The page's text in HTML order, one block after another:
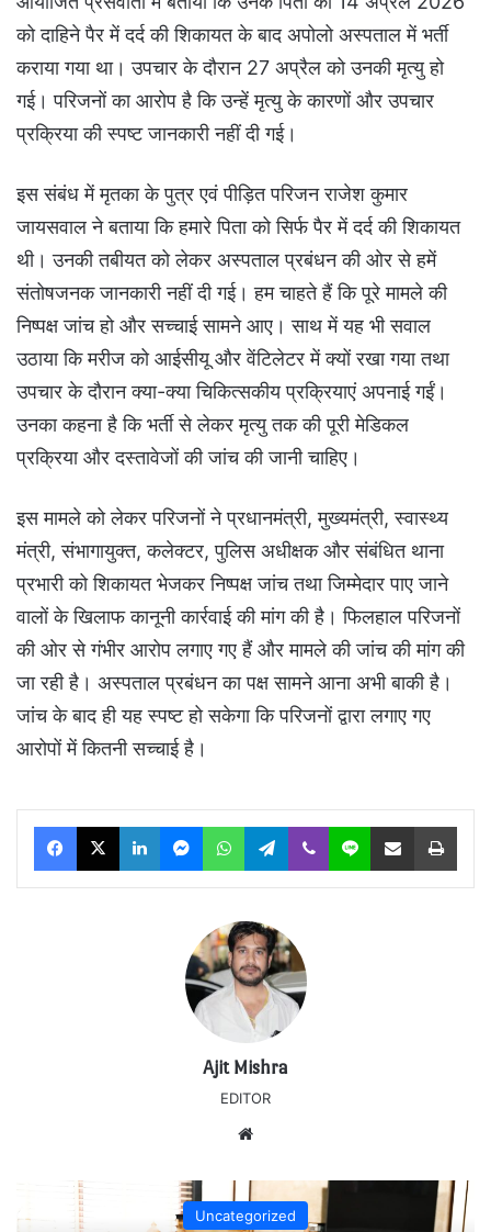
को दाहिने पैर में दर्द की शिकायत के बाद अपोलो अस्पताल में भर्ती
कराया गया था। उपचार के दौरान 27 अप्रैल को उनकी मृत्यु हो
गई। परिजनों का आरोप है कि उन्हें मृत्यु के कारणों और उपचार
प्रक्रिया की स्पष्ट जानकारी नहीं दी गई।
इस संबंध में मृतका के पुत्र एवं पीड़ित परिजन राजेश कुमार
जायसवाल ने बताया कि हमारे पिता को सिर्फ पैर में दर्द की शिकायत
थी। उनकी तबीयत को लेकर अस्पताल प्रबंधन की ओर से हमें
संतोषजनक जानकारी नहीं दी गई। हम चाहते हैं कि पूरे मामले की
निष्पक्ष जांच हो और सच्चाई सामने आए। साथ में यह भी सवाल
उठाया कि मरीज को आईसीयू और वेंटिलेटर में क्यों रखा गया तथा
उपचार के दौरान क्या-क्या चिकित्सकीय प्रक्रियाएं अपनाई गईं।
उनका कहना है कि भर्ती से लेकर मृत्यु तक की पूरी मेडिकल
प्रक्रिया और दस्तावेजों की जांच की जानी चाहिए।
इस मामले को लेकर परिजनों ने प्रधानमंत्री, मुख्यमंत्री, स्वास्थ्य
मंत्री, संभागायुक्त, कलेक्टर, पुलिस अधीक्षक और संबंधित थाना
प्रभारी को शिकायत भेजकर निष्पक्ष जांच तथा जिम्मेदार पाए जाने
वालों के खिलाफ कानूनी कार्रवाई की मांग की है। फिलहाल परिजनों
की ओर से गंभीर आरोप लगाए गए हैं और मामले की जांच की मांग की
जा रही है। अस्पताल प्रबंधन का पक्ष सामने आना अभी बाकी है।
जांच के बाद ही यह स्पष्ट हो सकेगा कि परिजनों द्वारा लगाए गए
आरोपों में कितनी सच्चाई है।
Facebook
X LinkedInMessengerWhatsAppTelegram
Viber Line Share via Email Print
Ajit Mishra
EDITOR
Uncategorized